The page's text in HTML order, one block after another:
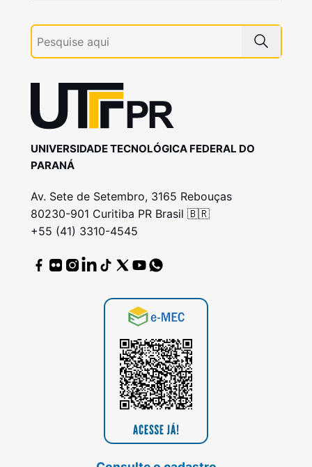
UNIVERSIDADE TECNOLÓGICA FEDERAL DO
PARANÁ
Av. Sete de Setembro, 3165 Rebouças
80230-901 Curitiba PR Brasil 🇧🇷
+55 (41) 3310-4545